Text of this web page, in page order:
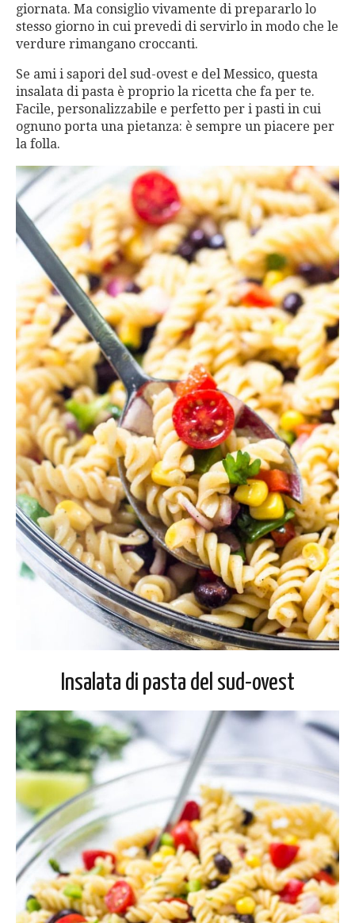
giornata. Ma consiglio vivamente di prepararlo lo
stesso giorno in cui prevedi di servirlo in modo che le
verdure rimangano croccanti.
Se ami i sapori del sud-ovest e del Messico, questa
insalata di pasta è proprio la ricetta che fa per te.
Facile, personalizzabile e perfetto per i pasti in cui
ognuno porta una pietanza: è sempre un piacere per
la folla.
Insalata di pasta del sud-ovest